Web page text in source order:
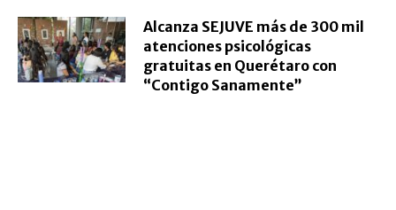
Alcanza SEJUVE más de 300 mil
atenciones psicológicas
gratuitas en Querétaro con
“Contigo Sanamente”